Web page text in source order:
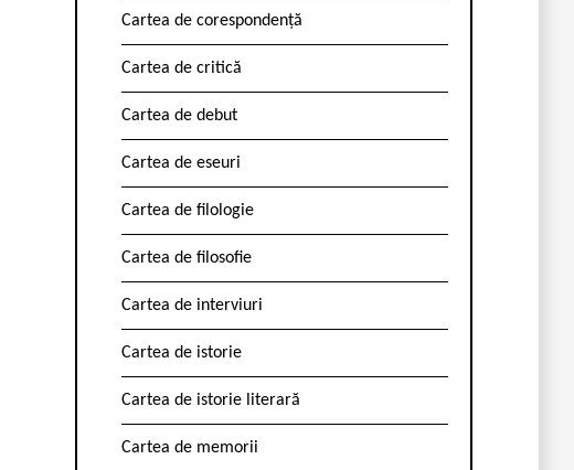
Cartea de corespondență
Cartea de critică
Cartea de debut
Cartea de eseuri
Cartea de filologie
Cartea de filosofie
Cartea de interviuri
Cartea de istorie
Cartea de istorie literară
Cartea de memorii